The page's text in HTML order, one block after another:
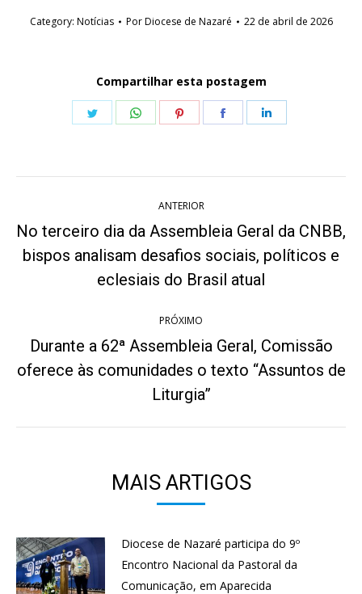
Category: Notícias PorDiocese de Nazaré 22 de abril de 2026
Compartilhar esta postagem
Share
Share
Share
Share
de
post:
ANTERIOR
Post
anterior:
No terceiro dia da Assembleia Geral da CNBB,
bispos analisam desafios sociais, políticos e
eclesiais do Brasil atual
PRÓXIMO
Próximo
post:
Durante a 62ª Assembleia Geral, Comissão
oferece às comunidades o texto “Assuntos de
Liturgia”
MAIS ARTIGOS
Diocese de Nazaré participa do 9º
Encontro Nacional da Pastoral da
Comunicação, em Aparecida